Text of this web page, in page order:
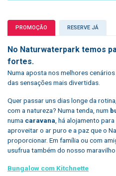
PROMOÇÃO RESERVE JÁ
No Naturwaterpark temos
fortes.
Numa aposta nos melhores
das sensações mais divertidas.
Quer passar uns dias longe da
com a natureza? Numa tenda, num
numa caravana , há alojamento
aproveitar o ar puro e a paz que o
proporcionar. Em família ou com
usufrua também do nosso maravilho
Bungalow com Kitchnette